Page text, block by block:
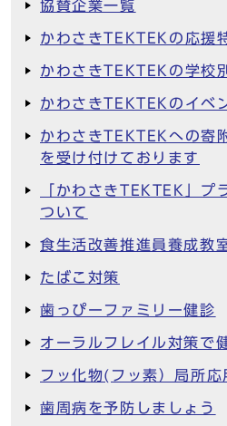
協賛企業一覧
かわさきTEKTEKの応援
かわさきTEKTEKの学校
かわさきTEKTEKのイベ
かわさきTEKTEKへの寄
を受け付けております
「かわさきTEKTEK」プ
ついて
食生活改善推進員養成教
たばこ対策
歯っぴーファミリー健診
オーラルフレイル対策で
フッ化物(フッ素）局所応
歯周病を予防しましょう